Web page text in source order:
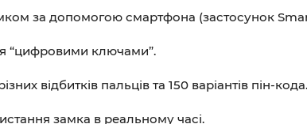
за допомогою смартфона (застосунок
“цифровими ключами”.
відбитків пальців та 150 варіантів пін-кода.
замка в реальному часі.